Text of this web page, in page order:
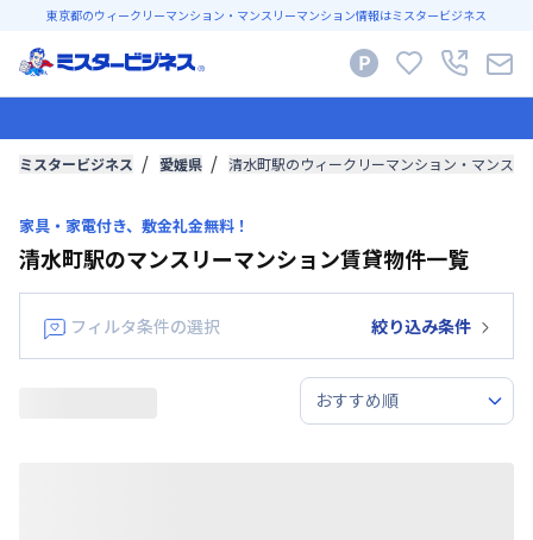
東京都のウィークリーマンション・マンスリーマンション情報はミスタービジネス
ミスタービジネス 愛媛県 清水町駅のウィークリーマンション・マンス
家具・家電付き、敷金礼金無料！
清水町駅のマンスリーマンション賃貸物件一覧
フィルタ条件の選択 絞り込み条件